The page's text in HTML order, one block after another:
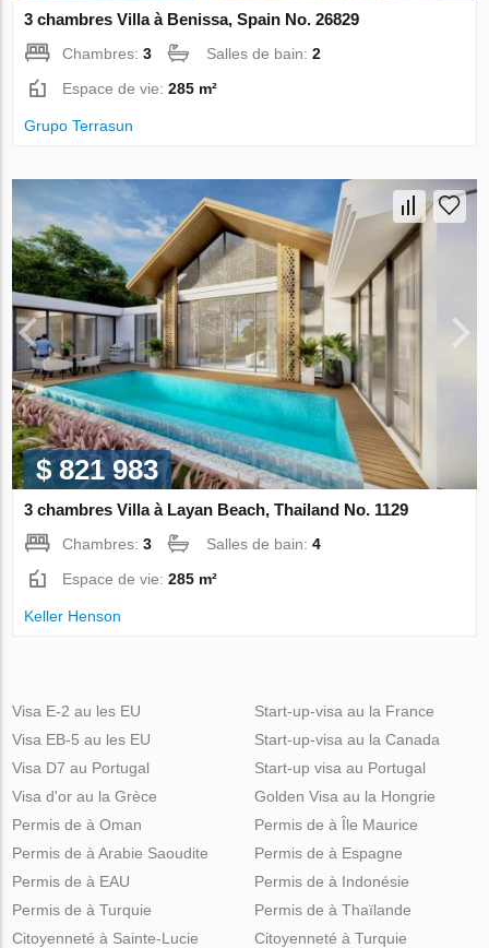
3 chambres Villa à Benissa, Spain No. 26829
Chambres:3 Salles de bain:2
Espace de vie:285 m²
Grupo Terrasun
$ 821 983
3 chambres Villa à Layan Beach, Thailand No. 1129
Chambres:3 Salles de bain:4
Espace de vie:285 m²
Keller Henson
Visa E-2 au les EU
Visa EB-5 au les EU
Visa D7 au Portugal
Visa d'or au la Grèce
Start-up-visa au la France
Start-up-visa au la Canada
Start-up visa au Portugal
Golden Visa au la Hongrie
Permis de à Oman
Permis de à Arabie Saoudite
Permis de à EAU
Permis de à Turquie
Permis de à Île Maurice
Permis de à Espagne
Permis de à Indonésie
Permis de à Thaïlande
Citoyenneté à Sainte-Lucie
Citoyenneté à Turquie